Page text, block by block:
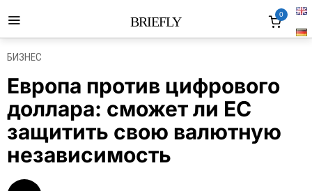
BRIEFLY 0
БИЗНЕС
Европа против цифрового
доллара: сможет ли ЕС
защитить свою валютную
независимость